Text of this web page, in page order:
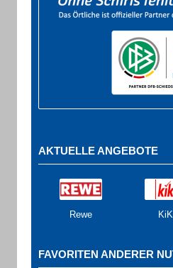
AKTUELLE ANGEBOTE
Rewe KiK
FAVORITEN ANDERER